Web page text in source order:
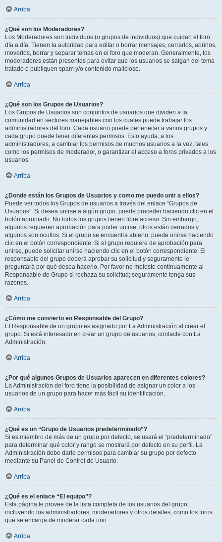
Arriba
¿Qué son los Moderadores?
Los Moderadores son individuos (o grupos de individuos) que cuidan el foro
día a día. Tienen la autoridad para editar o borrar mensajes, cerrarlos, abrirlos,
moverlos, borrar y separar temas en el foro que moderan. Generalmente, los
moderadores están presentes para evitar que los usuarios se salgan del tema
tratado o publiquen spam y/o contenido malicioso.
Arriba
¿Qué son los Grupos de Usuarios?
Los Grupos de Usuarios son conjuntos de usuarios que dividen a la
comunidad en sectores manejables con los cuales puede trabajar los
administradores del foro. Cada usuario puede pertenecer a varios grupos y
cada grupo puede tener diferentes permisos. Esto ayuda, a los
administradores, a cambiar los permisos de muchos usuarios a la vez, tales
como los permisos de moderador, o garantizar el acceso a foros privados a los
usuarios.
Arriba
¿Donde están los Grupos de Usuarios y como me puedo unir a ellos?
Puede ver todos los Grupos de usuarios a través del enlace “Grupos de
Usuarios”. Si desea unirse a algún grupo, puede proceder haciendo clic en el
botón apropiado. No todos los grupos tienen libre acceso. Sin embargo,
algunos requieren aprobación para poder unirse, otros están cerrados y
algunos son ocultos. Si el grupo se encuentra abierto, puede unirse haciendo
clic en el botón correspondiente. Si el grupo requiere de aprobación para
unirse, puede solicitar unirse haciendo clic en el botón correspondiente. El
responsable del grupo deberá aprobar su solicitud y seguramente le
preguntará por qué desea hacerlo. Por favor no moleste continuamente al
Responsable de Grupo si rechaza su solicitud; seguramente tenga sus
razones.
Arriba
¿Cómo me convierto en Responsable del Grupo?
El Responsable de un grupo es asignado por La Administración al crear el
grupo. Si está interesado en crear un grupo de usuarios, contacte con La
Administración.
Arriba
¿Por qué algunos Grupos de Usuarios aparecen en diferentes colores?
La Administración del foro tiene la posibilidad de asignar un color a los
usuarios de un grupo para hacer más fácil su identificación.
Arriba
¿Qué es un “Grupo de Usuarios predeterminado”?
Si es miembro de más de un grupo por defecto, se usará el “predeterminado”
para determinar qué color y rango se mostrará por defecto en su perfil. La
Administración debe darle permisos para cambiar su grupo por defecto
mediante su Panel de Control de Usuario.
Arriba
¿Qué es el enlace “El equipo”?
Esta página le provee de la lista completa de los usuarios del grupo,
incluyendo los administradores, moderadores y otros detalles, como los foros
que se encarga de moderar cada uno.
Arriba